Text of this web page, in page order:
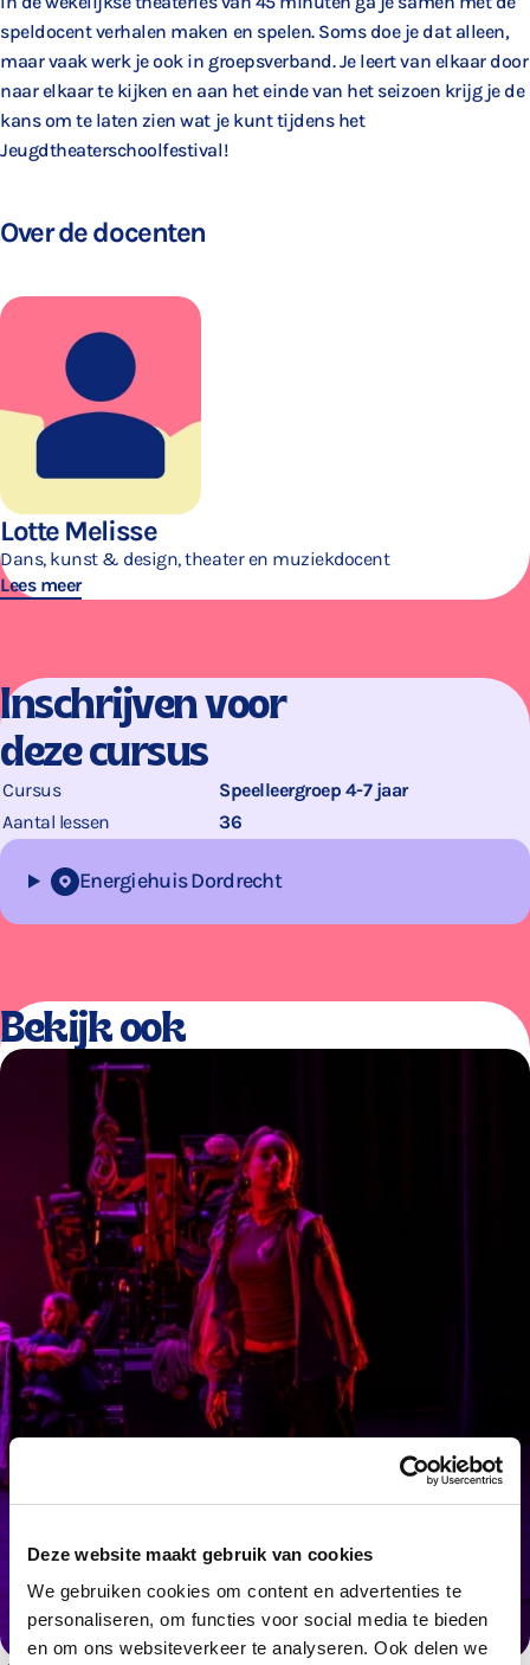
Deze website maakt gebruik van cookies
We gebruiken cookies om content en advertenties te
personaliseren, om functies voor social media te bieden
en om ons websiteverkeer te analyseren. Ook delen we
speldocent verhalen maken en spelen. Soms doe je dat alleen,
maar vaak werk je ook in groepsverband. Je leert van elkaar door
naar elkaar te kijken en aan het einde van het seizoen krijg je de
kans om te laten zien wat je kunt tijdens het
Jeugdtheaterschoolfestival!
Over de docenten
Lotte Melisse
Dans, kunst & design, theater en muziekdocent
Lees meer
Inschrijven voor
deze cursus
Cursus
Speelleergroep 4-7 jaar
Aantal lessen
36
Energiehuis Dordrecht
Bekijk ook